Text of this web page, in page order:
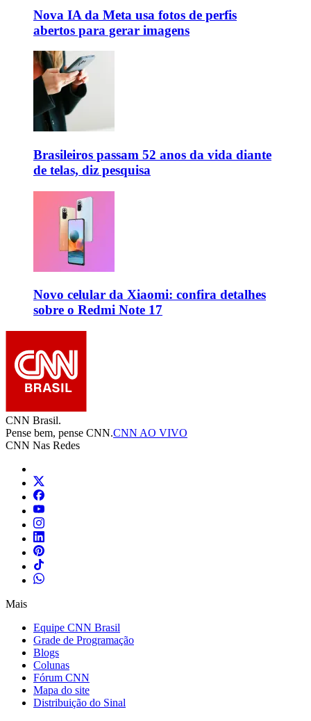
Nova IA da Meta usa fotos de perfis
abertos para gerar imagens
Brasileiros passam 52 anos da vida diante
de telas, diz pesquisa
Novo celular da Xiaomi: confira detalhes
sobre o Redmi Note 17
CNN Brasil.
Pense bem, pense CNN.CNN AO VIVO
CNN Nas Redes
Mais
Equipe CNN Brasil
Grade de Programação
Blogs
Colunas
Fórum CNN
Mapa do site
Distribuição do Sinal